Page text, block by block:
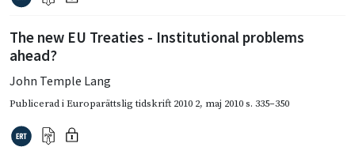
The new EU Treaties - Institutional problems
ahead?
John Temple Lang
Publicerad iEuroparättslig tidskrift 2010 2, maj 2010s. 335–350